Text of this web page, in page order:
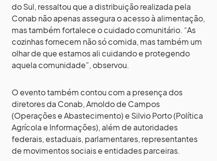
do Sul, ressaltou que a distribuição realizada pela
Conab não apenas assegura o acesso à alimentação,
mas também fortalece o cuidado comunitário. “As
cozinhas fornecem não só comida, mas também um
olhar de que estamos ali cuidando e protegendo
aquela comunidade”, observou.
O evento também contou com a presença dos
diretores da Conab, Arnoldo de Campos
(Operações e Abastecimento) e Silvio Porto (Política
Agrícola e Informações), além de autoridades
federais, estaduais, parlamentares, representantes
de movimentos sociais e entidades parceiras.